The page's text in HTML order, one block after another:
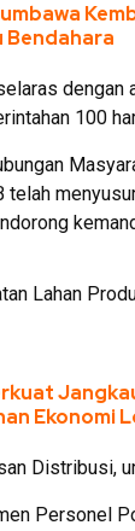
Bendahara
dengan
100
telah
Lahan
Ekonomi
Distribusi,
Personel